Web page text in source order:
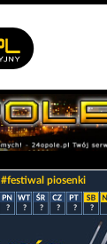
#festiwal piosenki
? ? ? ? ? ?